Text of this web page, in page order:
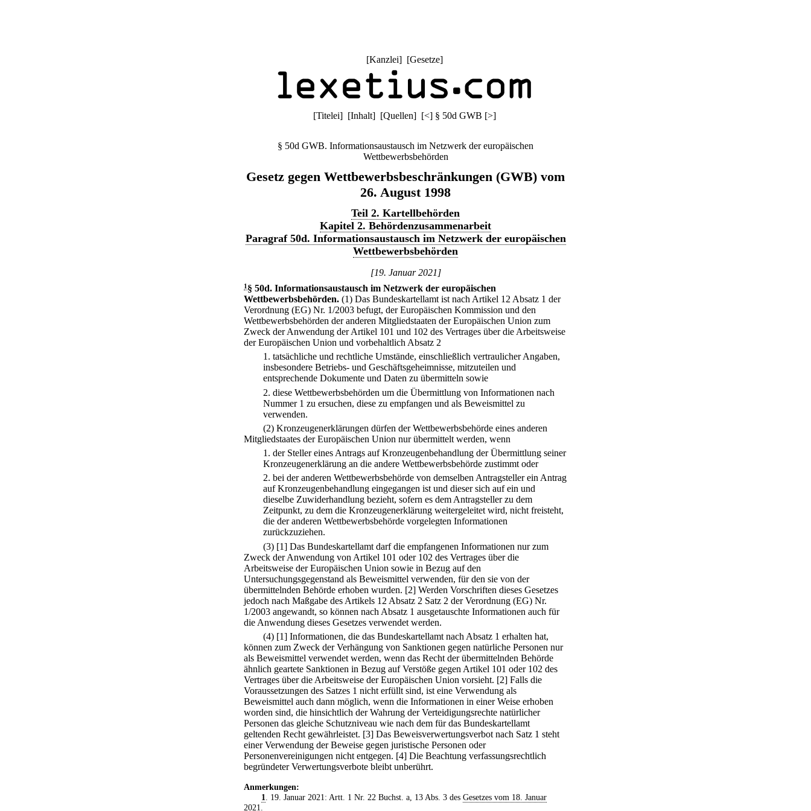
[Kanzlei] [Gesetze]
[Titelei] [Inhalt] [Quellen] [<] § 50d GWB [>]
§ 50d GWB. Informationsaustausch im Netzwerk der europäischen
Wettbewerbsbehörden
Gesetz gegen Wettbewerbsbeschränkungen (GWB) vom
26. August 1998
Teil 2. Kartellbehörden
Kapitel 2. Behördenzusammenarbeit
Paragraf 50d. Informationsaustausch im Netzwerk der europäischen
Wettbewerbsbehörden
[19. Januar 2021]
1 § 50d. Informationsaustausch im Netzwerk der europäischen
Wettbewerbsbehörden. (1) Das Bundeskartellamt ist nach Artikel 12 Absatz 1 der
Verordnung (EG) Nr. 1/2003 befugt, der Europäischen Kommission und den
Wettbewerbsbehörden der anderen Mitgliedstaaten der Europäischen Union zum
Zweck der Anwendung der Artikel 101 und 102 des Vertrages über die Arbeitsweise
der Europäischen Union und vorbehaltlich Absatz 2
1. tatsächliche und rechtliche Umstände, einschließlich vertraulicher Angaben,
insbesondere Betriebs- und Geschäftsgeheimnisse, mitzuteilen und
entsprechende Dokumente und Daten zu übermitteln sowie
2. diese Wettbewerbsbehörden um die Übermittlung von Informationen nach
Nummer 1 zu ersuchen, diese zu empfangen und als Beweismittel zu
verwenden.
(2) Kronzeugenerklärungen dürfen der Wettbewerbsbehörde eines anderen
Mitgliedstaates der Europäischen Union nur übermittelt werden, wenn
1. der Steller eines Antrags auf Kronzeugenbehandlung der Übermittlung seiner
Kronzeugenerklärung an die andere Wettbewerbsbehörde zustimmt oder
2. bei der anderen Wettbewerbsbehörde von demselben Antragsteller ein Antrag
auf Kronzeugenbehandlung eingegangen ist und dieser sich auf ein und
dieselbe Zuwiderhandlung bezieht, sofern es dem Antragsteller zu dem
Zeitpunkt, zu dem die Kronzeugenerklärung weitergeleitet wird, nicht freisteht,
die der anderen Wettbewerbsbehörde vorgelegten Informationen
zurückzuziehen.
(3) [1] Das Bundeskartellamt darf die empfangenen Informationen nur zum
Zweck der Anwendung von Artikel 101 oder 102 des Vertrages über die
Arbeitsweise der Europäischen Union sowie in Bezug auf den
Untersuchungsgegenstand als Beweismittel verwenden, für den sie von der
übermittelnden Behörde erhoben wurden. [2] Werden Vorschriften dieses Gesetzes
jedoch nach Maßgabe des Artikels 12 Absatz 2 Satz 2 der Verordnung (EG) Nr.
1/2003 angewandt, so können nach Absatz 1 ausgetauschte Informationen auch für
die Anwendung dieses Gesetzes verwendet werden.
(4) [1] Informationen, die das Bundeskartellamt nach Absatz 1 erhalten hat,
können zum Zweck der Verhängung von Sanktionen gegen natürliche Personen nur
als Beweismittel verwendet werden, wenn das Recht der übermittelnden Behörde
ähnlich geartete Sanktionen in Bezug auf Verstöße gegen Artikel 101 oder 102 des
Vertrages über die Arbeitsweise der Europäischen Union vorsieht. [2] Falls die
Voraussetzungen des Satzes 1 nicht erfüllt sind, ist eine Verwendung als
Beweismittel auch dann möglich, wenn die Informationen in einer Weise erhoben
worden sind, die hinsichtlich der Wahrung der Verteidigungsrechte natürlicher
Personen das gleiche Schutzniveau wie nach dem für das Bundeskartellamt
geltenden Recht gewährleistet. [3] Das Beweisverwertungsverbot nach Satz 1 steht
einer Verwendung der Beweise gegen juristische Personen oder
Personenvereinigungen nicht entgegen. [4] Die Beachtung verfassungsrechtlich
begründeter Verwertungsverbote bleibt unberührt.
Anmerkungen:
1
. 19. Januar 2021: Artt. 1 Nr. 22 Buchst. a, 13 Abs. 3 des Gesetzes vom 18. Januar
2021